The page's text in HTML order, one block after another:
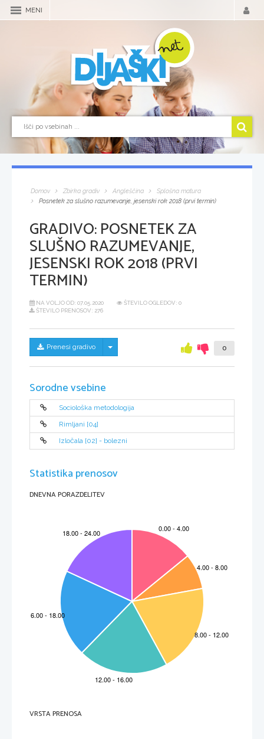
MENI
Domov Zbirka gradiv Angleščina
Splošna matura
Posnetek za slušno razumevanje, jesenski rok 2018 (prvi termin)
GRADIVO:POSNETEK ZA
SLUŠNO RAZUMEVANJE,
JESENSKI ROK 2018 (PRVI
TERMIN)
NA VOLJO OD: 07.05.2020
ŠTEVILO OGLEDOV: 0
ŠTEVILO PRENOSOV: 276
Prenesi gradivo Skrij/prikaži meni 0
Sorodne vsebine
Sociološka metodologija
Rimljani [04]
Izločala [02] - bolezni
Statistika prenosov
DNEVNA PORAZDELITEV
VRSTA PRENOSA